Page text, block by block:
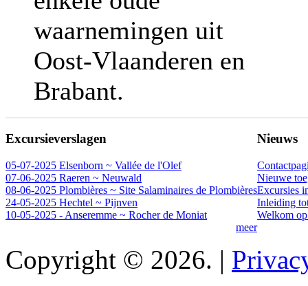
waarnemingen uit
Oost-Vlaanderen en
Brabant.
Excursieverslagen
05-07-2025 Elsenborn ~ Vallée de l'Olef
07-06-2025 Raeren ~ Neuwald
08-06-2025 Plombières ~ Site Salaminaires de Plombières
24-05-2025 Hechtel ~ Pijnven
10-05-2025 - Anseremme ~ Rocher de Moniat
meer
Nieuws
Nieuwe
Excursies
Inleiding
Welkom
Copyright © 2026. |